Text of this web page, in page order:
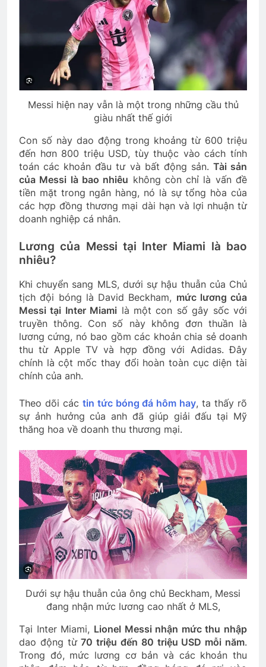
Messi hiện nay vẫn là một trong những cầu thủ
giàu nhất thế giới
Con số này dao động trong khoảng từ 600 triệu
đến hơn 800 triệu USD, tùy thuộc vào cách tính
toán các khoản đầu tư và bất động sản. Tài sản
của Messi là bao nhiêu không còn chỉ là vấn đề
tiền mặt trong ngân hàng, nó là sự tổng hòa của
các hợp đồng thương mại dài hạn và lợi nhuận từ
doanh nghiệp cá nhân.
Lương của Messi tại Inter Miami là bao
nhiêu?
Khi chuyển sang MLS, dưới sự hậu thuẫn của Chủ
tịch đội bóng là David Beckham, mức lương của
Messi tại Inter Miami là một con số gây sốc với
truyền thông. Con số này không đơn thuần là
lương cứng, nó bao gồm các khoản chia sẻ doanh
thu từ Apple TV và hợp đồng với Adidas. Đây
chính là cột mốc thay đổi hoàn toàn cục diện tài
chính của anh.
Theo dõi các tin tức bóng đá hôm hay, ta thấy rõ
sự ảnh hưởng của anh đã giúp giải đấu tại Mỹ
thăng hoa về doanh thu thương mại.
Dưới sự hậu thuẫn của ông chủ Beckham, Messi
đang nhận mức lương cao nhất ở MLS,
Tại Inter Miami, Lionel Messi nhận mức thu nhập
dao động từ70 triệu đến 80 triệu USD mỗi năm.
Trong đó, mức lương cơ bản và các khoản thu